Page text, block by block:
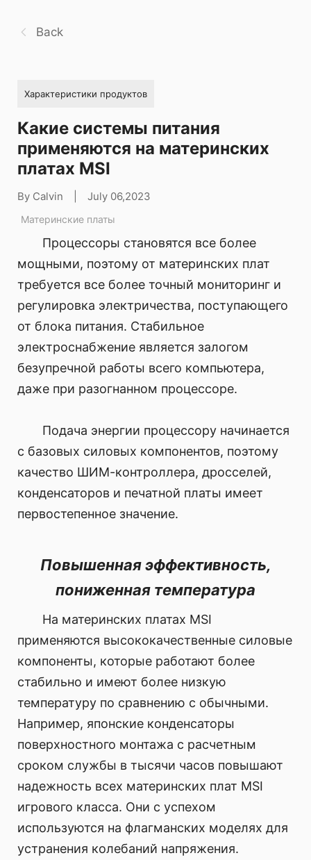
Back
Характеристики продуктов
Какие системы питания
применяются на материнских
платах MSI
By Calvin July 06,2023
Материнские платы
Процессоры становятся все более
мощными, поэтому от материнских плат
требуется все более точный мониторинг и
регулировка электричества, поступающего
от блока питания. Стабильное
электроснабжение является залогом
безупречной работы всего компьютера,
даже при разогнанном процессоре.
Подача энергии процессору начинается
с базовых силовых компонентов, поэтому
качество ШИМ-контроллера, дросселей,
конденсаторов и печатной платы имеет
первостепенное значение.
Повышенная эффективность,
пониженная температура
На материнских платах MSI
применяются высококачественные силовые
компоненты, которые работают более
стабильно и имеют более низкую
температуру по сравнению с обычными.
Например, японские конденсаторы
поверхностного монтажа с расчетным
сроком службы в тысячи часов повышают
надежность всех материнских плат MSI
игрового класса. Они с успехом
используются на флагманских моделях для
устранения колебаний напряжения.